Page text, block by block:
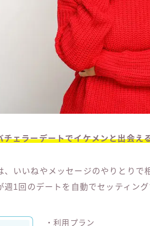
チェラーデートでイケメンと出会え
、いいねやメッセージのやりとりで
1回のデートを自動でセッティング
・利用プラン